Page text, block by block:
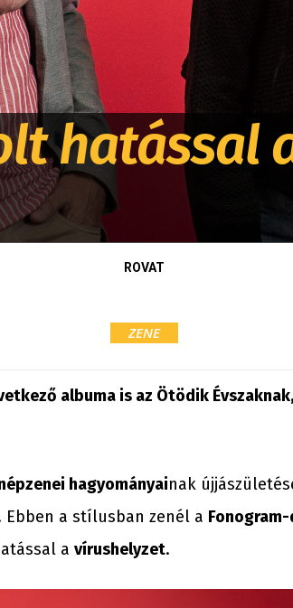
hatással
ROVAT
ZENE
albuma is az Ötödik Évszaknak,
hagyományainak
a stílusban zenél a
a vírushelyzet.